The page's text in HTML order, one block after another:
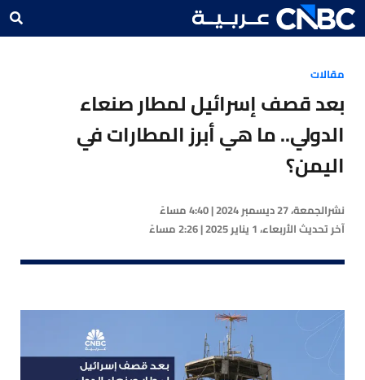
مقالات
بعد قصف إسرائيل لمطار صنعاء
الدولي.. ما هي أبرز المطارات في
اليمن؟
نشرالجمعة، 27 ديسمبر 2024 | 4:40 مساءً
آخر تحديثالأربعاء، 1 يناير 2025 | 2:26 مساءً